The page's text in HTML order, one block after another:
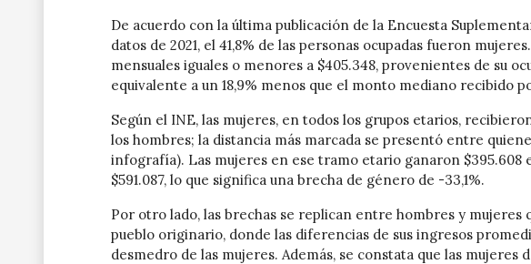
De acuerdo con la última publicación de la Encuesta
datos de 2021, el 41,8% de las personas ocupadas fueron
mensuales iguales o menores a $405.348, provenientes de su
equivalente a un 18,9% menos que el monto mediano recibido
Según el INE, las mujeres, en todos los grupos etarios,
los hombres; la distancia más marcada se presentó entre
infografía). Las mujeres en ese tramo etario ganaron $395.608
$591.087, lo que significa una brecha de género de -33,1%.
Por otro lado, las brechas se replican entre hombres y mujeres
pueblo originario, donde las diferencias de sus ingresos
desmedro de las mujeres. Además, se constata que las